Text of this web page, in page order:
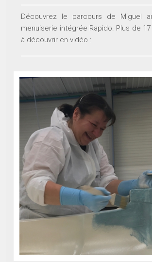
Découvrez le parcours de Miguel
menuiserie intégrée Rapido. Plus de
à découvrir en vidéo :